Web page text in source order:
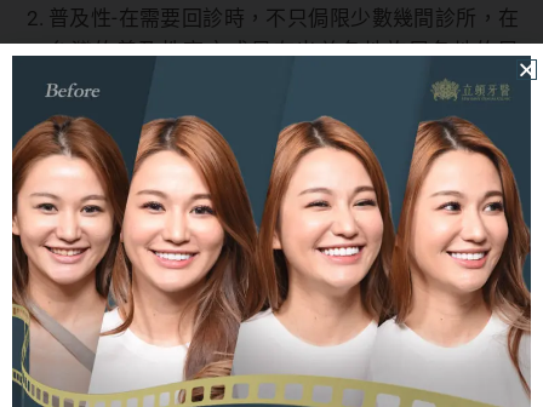
普及性-在需要回診時，不只侷限少數幾間診所，在
台灣的普及性高亦或是有出差各地旅居各地的民
眾，也能在別的國家找到使用該
的診所。
售後服務與保固-植牙手術成功後並不是一勞永逸，
隨著經年累月，零件鬆脫或損壞，要注意的是品牌
是否有提供售後服務與保固。越完整的服務與保
固，對民眾而言是一份安心及保障。
植牙品牌ptt常見迷思詳解
植牙品牌會影響成功率嗎？